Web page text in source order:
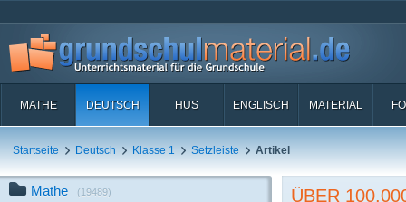
MATHE DEUTSCH HUS ENGLISCH MATERIAL
Startseite Deutsch Klasse 1 Setzleiste Artikel
Mathe (19489) ÜBER